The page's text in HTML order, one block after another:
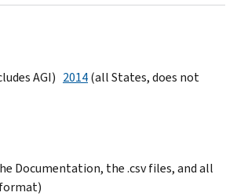
AGI) 2014(all States, does not
Documentation, the .csv files, and all